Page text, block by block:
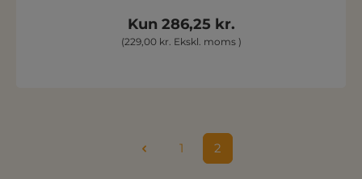
Kun 286,25 kr.
(229,00 kr. Ekskl. moms )
Side
1 Side
2